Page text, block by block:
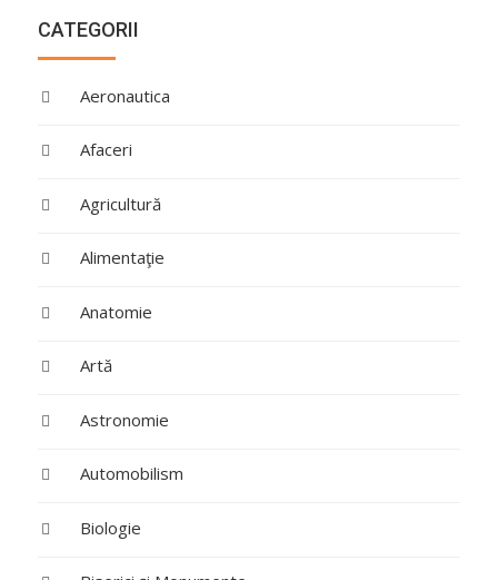
CATEGORII
Aeronautica
Afaceri
Agricultură
Alimentaţie
Anatomie
Artă
Astronomie
Automobilism
Biologie